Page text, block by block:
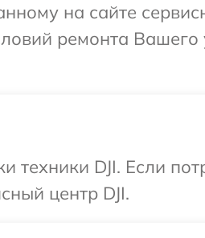
на сайте
ремонта Вашего
DJI. Если
центр DJI.